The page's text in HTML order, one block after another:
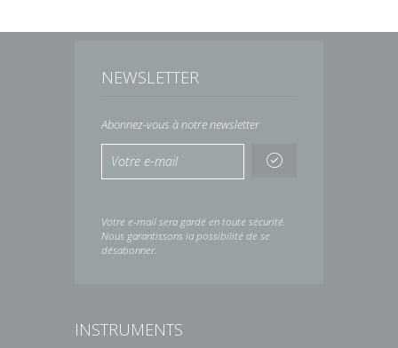
NEWSLETTER
Abonnez-vous à notre newsletter
Votre e-mail sera gardé en toute sécurité.
Nous garantissons la possibilité de se
désabonner.
INSTRUMENTS